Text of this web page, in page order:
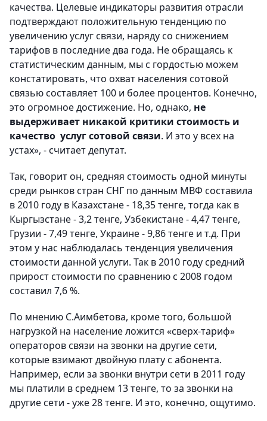
качества. Целевые индикаторы развития отрасли
подтверждают положительную тенденцию по
увеличению услуг связи, наряду со снижением
тарифов в последние два года. Не обращаясь к
статистическим данным, мы с гордостью можем
констатировать, что охват населения сотовой
связью составляет 100 и более процентов. Конечно,
это огромное достижение. Но, однако, не
выдерживает никакой критики стоимость и
качество услуг сотовой связи. И это у всех на
устах», - считает депутат.
Так, говорит он, средняя стоимость одной минуты
среди рынков стран СНГ по данным МВФ составила
в 2010 году в Казахстане - 18,35 тенге, тогда как в
Кыргызстане - 3,2 тенге, Узбекистане - 4,47 тенге,
Грузии - 7,49 тенге, Украине - 9,86 тенге и т.д. При
этом у нас наблюдалась тенденция увеличения
стоимости данной услуги. Так в 2010 году средний
прирост стоимости по сравнению с 2008 годом
составил 7,6 %.
По мнению С.Аимбетова, кроме того, большой
нагрузкой на население ложится «сверх-тариф»
операторов связи на звонки на другие сети,
которые взимают двойную плату с абонента.
Например, если за звонки внутри сети в 2011 году
мы платили в среднем 13 тенге, то за звонки на
другие сети - уже 28 тенге. И это, конечно, ощутимо.